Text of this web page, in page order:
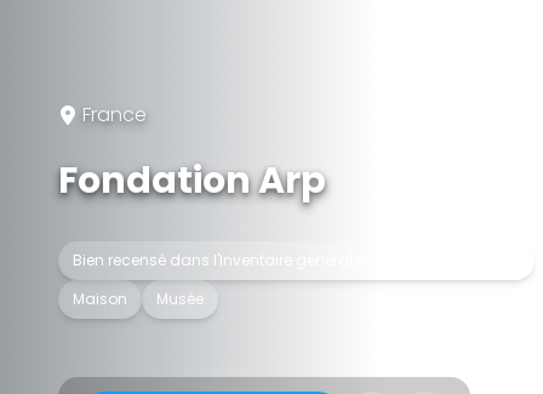
France
Fondation Arp
Bien recensé dans l'Inventaire général du patrimoine culturel
Maison
Musée